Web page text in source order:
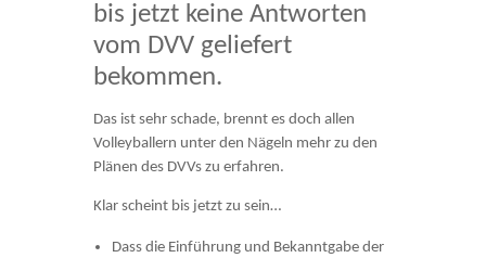
bis jetzt keine Antworten
vom DVV geliefert
bekommen.
Das ist sehr schade, brennt es doch allen
Volleyballern unter den Nägeln mehr zu den
Plänen des DVVs zu erfahren.
Klar scheint bis jetzt zu sein…
Dass die Einführung und Bekanntgabe der